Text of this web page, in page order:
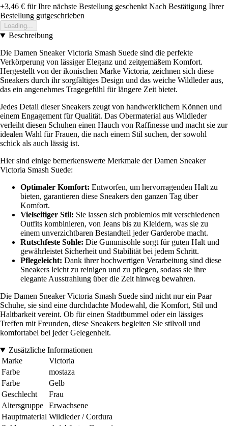
+3,46 € für Ihre nächste Bestellung geschenkt Nach Bestätigung Ihrer
Bestellung gutgeschrieben
Loading...
Beschreibung
Die Damen Sneaker Victoria Smash Suede sind die perfekte
Verkörperung von lässiger Eleganz und zeitgemäßem Komfort.
Hergestellt von der ikonischen Marke Victoria, zeichnen sich diese
Sneakers durch ihr sorgfältiges Design und das weiche Wildleder aus,
das ein angenehmes Tragegefühl für längere Zeit bietet.
Jedes Detail dieser Sneakers zeugt von handwerklichem Können und
einem Engagement für Qualität. Das Obermaterial aus Wildleder
verleiht diesen Schuhen einen Hauch von Raffinesse und macht sie zur
idealen Wahl für Frauen, die nach einem Stil suchen, der sowohl
schick als auch lässig ist.
Hier sind einige bemerkenswerte Merkmale der Damen Sneaker
Victoria Smash Suede:
Optimaler Komfort: Entworfen, um hervorragenden Halt zu
bieten, garantieren diese Sneakers den ganzen Tag über
Komfort.
Vielseitiger Stil: Sie lassen sich problemlos mit verschiedenen
Outfits kombinieren, von Jeans bis zu Kleidern, was sie zu
einem unverzichtbaren Bestandteil jeder Garderobe macht.
Rutschfeste Sohle: Die Gummisohle sorgt für guten Halt und
gewährleistet Sicherheit und Stabilität bei jedem Schritt.
Pflegeleicht: Dank ihrer hochwertigen Verarbeitung sind diese
Sneakers leicht zu reinigen und zu pflegen, sodass sie ihre
elegante Ausstrahlung über die Zeit hinweg bewahren.
Die Damen Sneaker Victoria Smash Suede sind nicht nur ein Paar
Schuhe, sie sind eine durchdachte Modewahl, die Komfort, Stil und
Haltbarkeit vereint. Ob für einen Stadtbummel oder ein lässiges
Treffen mit Freunden, diese Sneakers begleiten Sie stilvoll und
komfortabel bei jeder Gelegenheit.
Zusätzliche Informationen
Marke
Victoria
Farbe
mostaza
Farbe
Gelb
Geschlecht
Frau
Altersgruppe
Erwachsene
Hauptmaterial Wildleder / Cordura